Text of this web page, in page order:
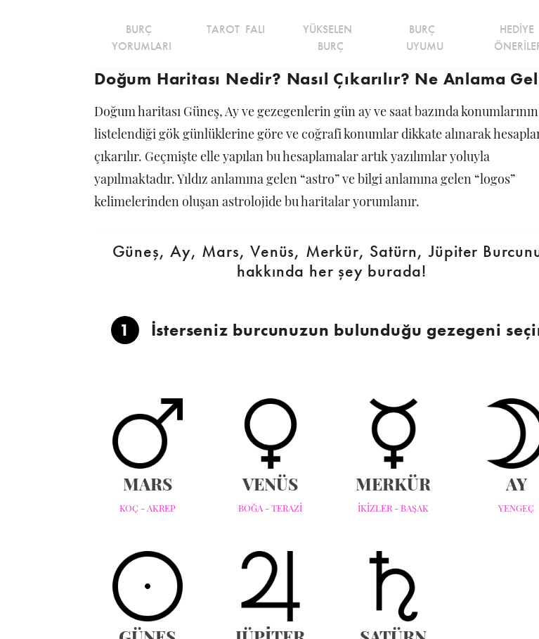
BURÇ
YORUMLARI
TAROT FALI
YÜKSELEN
BURÇ
BURÇ
UYUMU
HEDİYE
Doğum Haritası Nedir? Nasıl Çıkarılır? Ne Anlama
Doğum haritası Güneş, Ay ve gezegenlerin gün ay ve saat bazında konumlarının
listelendiği gök günlüklerine göre ve coğrafi konumlar dikkate alınarak
çıkarılır. Geçmişte elle yapılan bu hesaplamalar artık yazılımlar yoluyla
yapılmaktadır. Yıldız anlamına gelen “astro” ve bilgi anlamına gelen “logos”
kelimelerinden oluşan astrolojide bu haritalar yorumlanır.
Güneş, Ay, Mars, Venüs, Merkür, Satürn, Jüpiter
hakkında her şey burada!
1 İsterseniz burcunuzun bulunduğu gezegeni
MARS
KOÇ - AKREP
VENÜS
BOĞA - TERAZİ
MERKÜR
İKİZLER - BAŞAK
AY
YENGEÇ